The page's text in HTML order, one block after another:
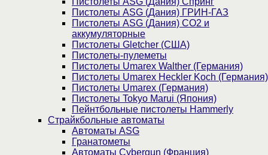
Пистолеты ASG (Дания) ГРИН-ГАЗ
Пистолеты ASG (Дания) CO2 и
аккумуляторные
Пистолеты Gletcher (США)
Пистолеты-пулеметы
Пистолеты Umarex Walther (Германия)
Пистолеты Umarex Heckler Koch (Германия)
Пистолеты Umarex (Германия)
Пистолеты Tokyo Marui (Япония)
Пейнтбольные пистолеты Hammerly
Страйкбольные автоматы
Автоматы ASG
Гранатометы
Автоматы Cybergun (Франция)